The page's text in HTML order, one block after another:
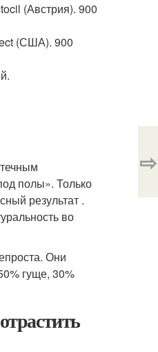
(Австрия). 900
(США). 900
полы». Только
результат .
во
Они
гуще, 30%
⇨